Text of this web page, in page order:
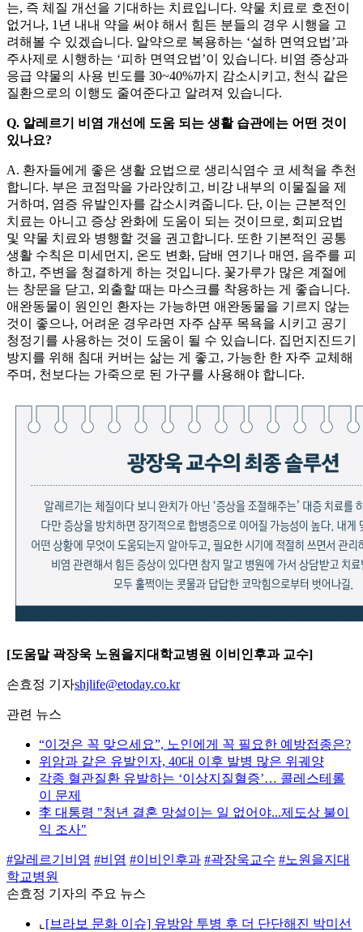
는, 즉 체질 개선을 기대하는 치료입니다. 약물 치료로 호전이
없거나, 1년 내내 약을 써야 해서 힘든 분들의 경우 시행을 고
려해볼 수 있겠습니다. 알약으로 복용하는 ‘설하 면역요법’과
주사제로 시행하는 ‘피하 면역요법’이 있습니다. 비염 증상과
응급 약물의 사용 빈도를 30~40%까지 감소시키고, 천식 같은
질환으로의 이행도 줄여준다고 알려져 있습니다.
Q. 알레르기 비염 개선에 도움 되는 생활 습관에는 어떤 것이
있나요?
A. 환자들에게 좋은 생활 요법으로 생리식염수 코 세척을 추천
합니다. 부은 코점막을 가라앉히고, 비강 내부의 이물질을 제
거하며, 염증 유발인자를 감소시켜줍니다. 단, 이는 근본적인
치료는 아니고 증상 완화에 도움이 되는 것이므로, 회피요법
및 약물 치료와 병행할 것을 권고합니다. 또한 기본적인 공통
생활 수칙은 미세먼지, 온도 변화, 담배 연기나 매연, 음주를 피
하고, 주변을 청결하게 하는 것입니다. 꽃가루가 많은 계절에
는 창문을 닫고, 외출할 때는 마스크를 착용하는 게 좋습니다.
애완동물이 원인인 환자는 가능하면 애완동물을 기르지 않는
것이 좋으나, 어려운 경우라면 자주 샴푸 목욕을 시키고 공기
청정기를 사용하는 것이 도움이 될 수 있습니다. 집먼지진드기
방지를 위해 침대 커버는 삶는 게 좋고, 가능한 한 자주 교체해
주며, 천보다는 가죽으로 된 가구를 사용해야 합니다.
[도움말 곽장욱 노원을지대학교병원 이비인후과 교수]
손효정 기자shjlife@etoday.co.kr
관련 뉴스
“이것은 꼭 맞으세요”, 노인에게 꼭 필요한 예방접종은?
위암과 같은 유발인자, 40대 이후 발병 많은 위궤양
각종 혈관질환 유발하는 ‘이상지질혈증’… 콜레스테롤
이 문제
李 대통령 "청년 결혼 망설이는 일 없어야...제도상 불이
익 조사"
#알레르기비염 #비염 #이비인후과 #곽장욱교수 #노원을지대
학교병원
손효정 기자의 주요 뉴스
⌞ [브라보 문화 이슈] 유방암 투병 후 더 단단해진 박미선